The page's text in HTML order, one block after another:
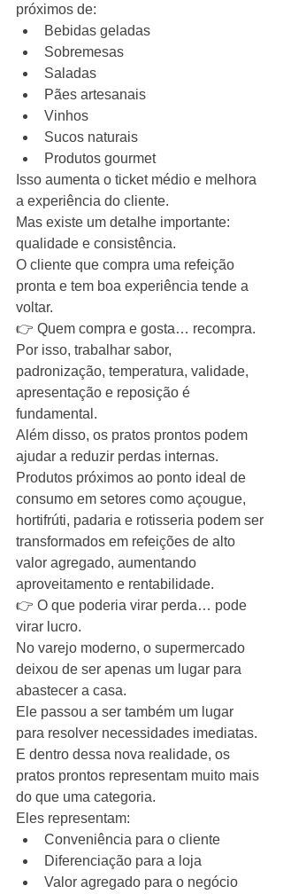
próximos de:
Bebidas geladas
Sobremesas
Saladas
Pães artesanais
Vinhos
Sucos naturais
Produtos gourmet
Isso aumenta o ticket médio e melhora
a experiência do cliente.
Mas existe um detalhe importante:
qualidade e consistência.
O cliente que compra uma refeição
pronta e tem boa experiência tende a
voltar.
👉 Quem compra e gosta… recompra.
Por isso, trabalhar sabor,
padronização, temperatura, validade,
apresentação e reposição é
fundamental.
Além disso, os pratos prontos podem
ajudar a reduzir perdas internas.
Produtos próximos ao ponto ideal de
consumo em setores como açougue,
hortifrúti, padaria e rotisseria podem ser
transformados em refeições de alto
valor agregado, aumentando
aproveitamento e rentabilidade.
👉 O que poderia virar perda… pode
virar lucro.
No varejo moderno, o supermercado
deixou de ser apenas um lugar para
abastecer a casa.
Ele passou a ser também um lugar
para resolver necessidades imediatas.
E dentro dessa nova realidade, os
pratos prontos representam muito mais
do que uma categoria.
Eles representam:
Conveniência para o cliente
Diferenciação para a loja
Valor agregado para o negócio